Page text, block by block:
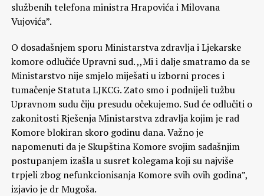
službenih telefona ministra Hrapovića i Milovana
Vujovića”.
O dosadašnjem sporu Ministarstva zdravlja i Ljekarske
komore odlučiće Upravni sud. ,,Mi i dalje smatramo da se
Ministarstvo nije smjelo miješati u izborni proces i
tumačenje Statuta LJKCG. Zato smo i podnijeli tužbu
Upravnom sudu čiju presudu očekujemo. Sud će odlučiti o
zakonitosti Rješenja Ministarstva zdravlja kojim je rad
Komore blokiran skoro godinu dana. Važno je
napomenuti da je Skupština Komore svojim sadašnjim
postupanjem izašla u susret kolegama koji su najviše
trpjeli zbog nefunkcionisanja Komore svih ovih godina”,
izjavio je dr Mugoša.